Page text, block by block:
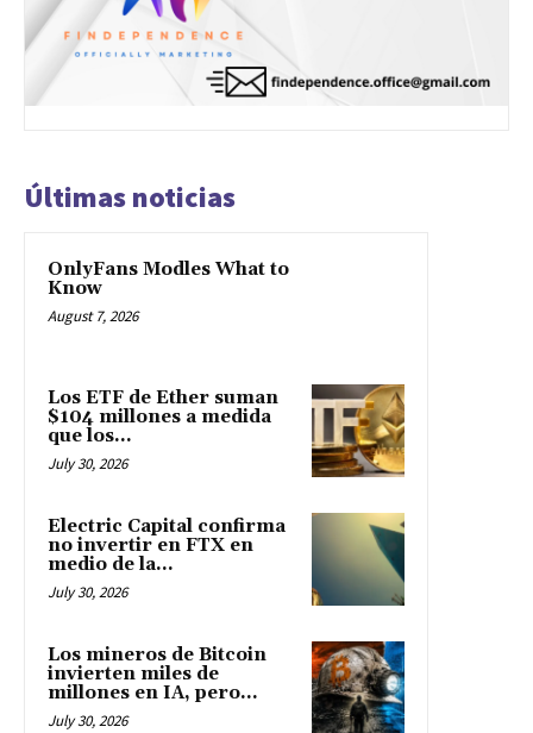
Últimas noticias
OnlyFans Modles What to
Know
August 7, 2026
Los ETF de Ether suman
$104 millones a medida
que los...
July 30, 2026
Electric Capital confirma
no invertir en FTX en
medio de la...
July 30, 2026
Los mineros de Bitcoin
invierten miles de
millones en IA, pero...
July 30, 2026